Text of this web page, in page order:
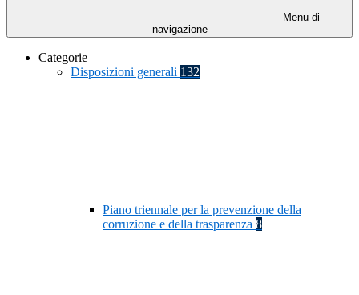
Menu di
navigazione
Categorie
Disposizioni generali 132
Piano triennale per la prevenzione della
corruzione e della trasparenza 8